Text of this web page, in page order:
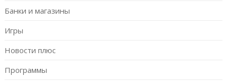
Банки и магазины
Игры
Новости плюс
Программы